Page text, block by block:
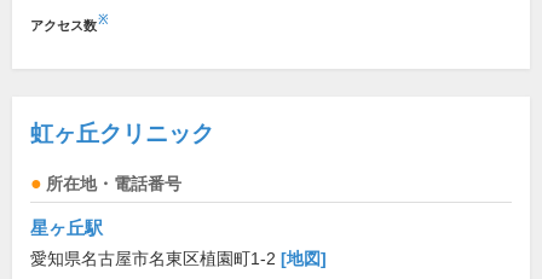
アクセス数※
虹ヶ丘クリニック
所在地・電話番号
星ヶ丘駅
愛知県名古屋市名東区植園町1-2 [地図]